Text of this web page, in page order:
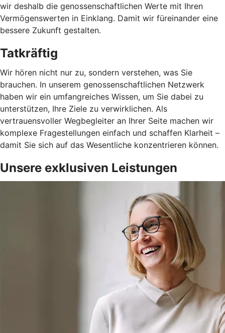
wir deshalb die genossenschaftlichen Werte mit Ihren
Vermögenswerten in Einklang. Damit wir füreinander eine
bessere Zukunft gestalten.
Tatkräftig
Wir hören nicht nur zu, sondern verstehen, was Sie
brauchen. In unserem genossenschaftlichen Netzwerk
haben wir ein umfangreiches Wissen, um Sie dabei zu
unterstützen, Ihre Ziele zu verwirklichen. Als
vertrauensvoller Wegbegleiter an Ihrer Seite machen wir
komplexe Fragestellungen einfach und schaffen Klarheit –
damit Sie sich auf das Wesentliche konzentrieren können.
Unsere exklusiven Leistungen